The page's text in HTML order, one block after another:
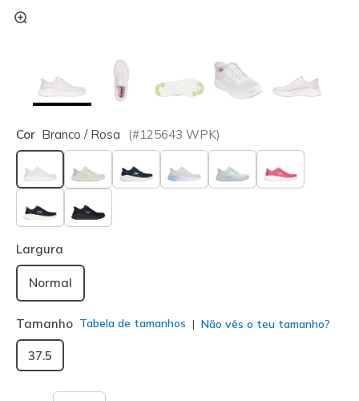
Cor Branco / Rosa (#125643 WPK)
selecionado
Largura
Normal
Tamanho Tabela de tamanhos Não vês o teu tamanho?
37.5